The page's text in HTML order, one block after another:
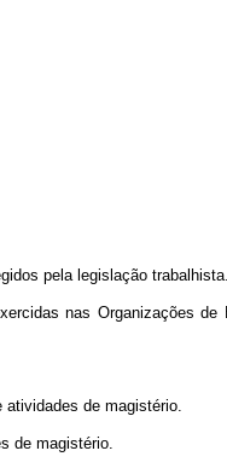
pela legislação trabalhista.
nas Organizações
de magistério.
de magistério.